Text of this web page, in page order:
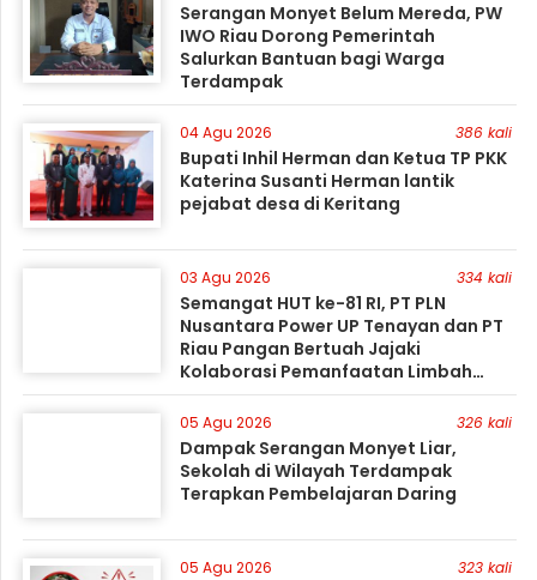
Serangan Monyet Belum Mereda, PW
IWO Riau Dorong Pemerintah
Salurkan Bantuan bagi Warga
Terdampak
04 Agu 2026 386 kali
Bupati Inhil Herman dan Ketua TP PKK
Katerina Susanti Herman lantik
pejabat desa di Keritang
03 Agu 2026 334 kali
Semangat HUT ke-81 RI, PT PLN
Nusantara Power UP Tenayan dan PT
Riau Pangan Bertuah Jajaki
Kolaborasi Pemanfaatan Limbah
FABA untuk Dukung Swasembada
05 Agu 2026 326 kali
Dampak Serangan Monyet Liar,
Sekolah di Wilayah Terdampak
Terapkan Pembelajaran Daring
05 Agu 2026 323 kali